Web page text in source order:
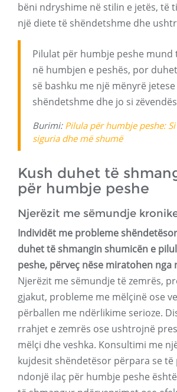
bëni ndryshime në stilin e jetës, të
një diete të shëndetshme dhe
Pilulat për humbje peshe mund
në humbjen e peshës, por
së bashku me një mënyrë
shëndetshme dhe jo si
Burimi: Pilula për humbje peshe:
siguria dhe më shumë
Kush duhet të
për humbje peshe
Njerëzit me sëmundje
Individët me probleme
duhet të shmangin shumicën e
peshe, përveç nëse miratohen nga
Njerëzit me sëmundje të zemrës,
gjakut, probleme me mëlçinë ose
përballen me ndërlikime serioze.
rrahjet e zemrës ose ushtrojnë
mëlçi dhe veshka. Konsultimi me
kujdesit shëndetësor përpara se
ndonjë ilaç për humbje peshe